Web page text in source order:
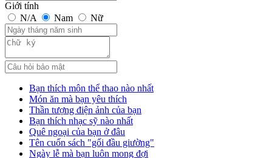
Giới tính
N/A
Nam Nữ
Bạn thích môn thể thao nào nhất
Món ăn mà bạn yêu thích
Thần tượng điện ảnh của bạn
Bạn thích nhạc sỹ nào nhất
Quê ngoại của bạn ở đâu
Tên cuốn sách "gối đầu giường"
Ngày lễ mà bạn luôn mong đợi